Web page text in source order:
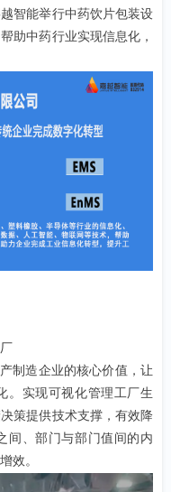
智能举行中药饮片包装设
助中药行业实现信息化，
制造企业的核心价值，让
。实现可视化管理工厂生
策提供技术支撑，有效降
间、部门与部门值间的内
效。